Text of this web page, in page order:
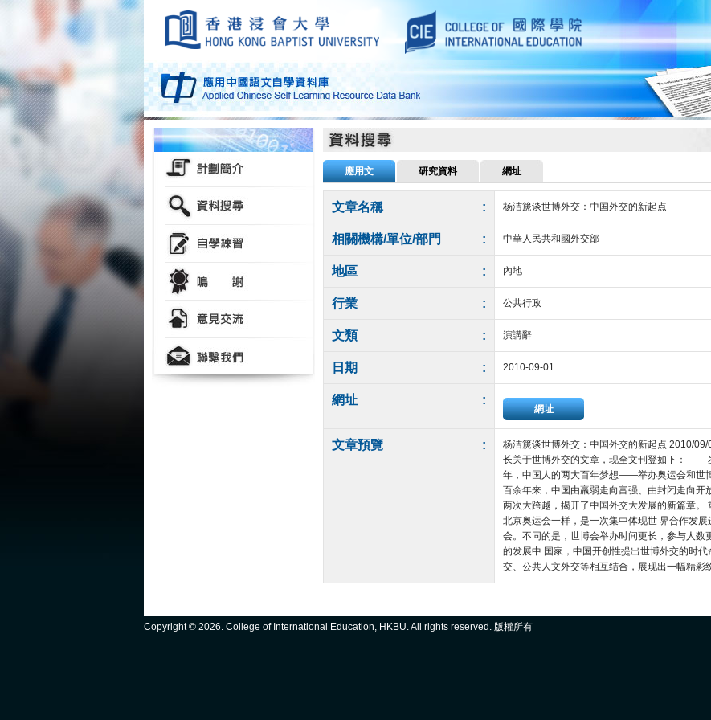
應用文 研究資料 網址
文章名稱 : 杨洁篪谈世博外交：中国外交的新起点
相關機構/單位/部門 : 中華人民共和國外交部
地區 : 內地
行業 : 公共行政
文類 : 演講辭
日期 : 2010-09-01
網址 :
網址
文章預覽 :
杨洁篪谈世博外交：中国外交的新起点 2010/
长关于世博外交的文章，现全文刊登如下：
年，中国人的两大百年梦想——举办奥运会和世
百余年来，中国由羸弱走向富强、由封闭走向
两次大跨越，揭开了中国外交大发展的新篇
北京奥运会一样，是一次集中体现世 界合作发
会。不同的是，世博会举办时间更长，参与人
的发展中 国家，中国开创性提出世博外交的时
交、公共人文外交等相互结合，展现出一幅精彩
Copyright © 2026. College of International Education, HKBU. All rights reserved. 版權所有